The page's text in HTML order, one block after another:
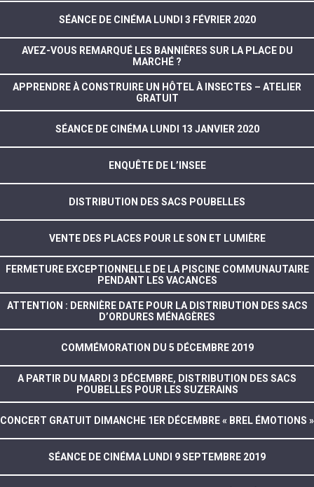
SÉANCE DE CINÉMA LUNDI 3 FÉVRIER 2020
AVEZ-VOUS REMARQUÉ LES BANNIÈRES SUR LA PLACE DU
MARCHÉ ?
APPRENDRE À CONSTRUIRE UN HÔTEL À INSECTES – ATELIER
GRATUIT
SÉANCE DE CINÉMA LUNDI 13 JANVIER 2020
ENQUÊTE DE L’INSEE
DISTRIBUTION DES SACS POUBELLES
VENTE DES PLACES POUR LE SON ET LUMIÈRE
FERMETURE EXCEPTIONNELLE DE LA PISCINE COMMUNAUTAIRE
PENDANT LES VACANCES
ATTENTION : DERNIÈRE DATE POUR LA DISTRIBUTION DES SACS
D’ORDURES MÉNAGÈRES
COMMÉMORATION DU 5 DÉCEMBRE 2019
A PARTIR DU MARDI 3 DÉCEMBRE, DISTRIBUTION DES SACS
POUBELLES POUR LES SUZERAINS
CONCERT GRATUIT DIMANCHE 1ER DÉCEMBRE « BREL ÉMOTIONS »
SÉANCE DE CINÉMA LUNDI 9 SEPTEMBRE 2019